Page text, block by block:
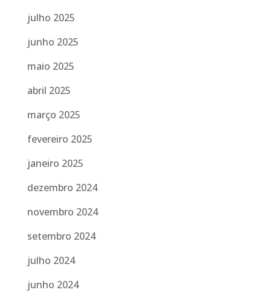
julho 2025
junho 2025
maio 2025
abril 2025
março 2025
fevereiro 2025
janeiro 2025
dezembro 2024
novembro 2024
setembro 2024
julho 2024
junho 2024